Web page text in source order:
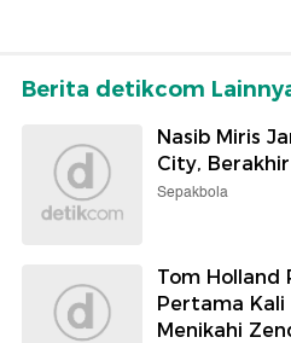
Berita detikcom
Nasib Miris
City,
Sepakbola
Tom Holland
Pertama Kali
Menikahi